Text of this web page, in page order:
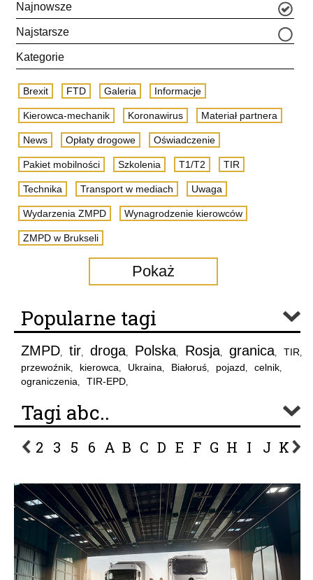
Najnowsze
Najstarsze
Kategorie
Brexit FTD Galeria Informacje
Kierowca-mechanik Koronawirus Materiał partnera
News Opłaty drogowe Oświadczenie
Pakiet mobilności Szkolenia T1/T2 TIR
Technika Transport w mediach Uwaga
Wydarzenia ZMPD Wynagrodzenie kierowców
ZMPD w Brukseli
Pokaż
Popularne tagi
ZMPD, tir, droga, Polska, Rosja, granica, TIR,
przewoźnik, kierowca, Ukraina, Białoruś, pojazd, celnik,
ograniczenia, TIR-EPD,
Tagi abc..
2 3 5 6 A B C D E F G H I J K L